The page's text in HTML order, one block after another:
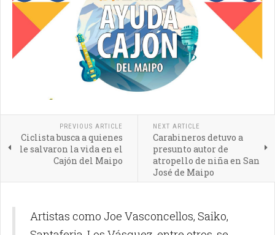
PREVIOUS ARTICLE
Ciclista busca a quienes
le salvaron la vida en el
Cajón del Maipo
NEXT ARTICLE
Carabineros detuvo a
presunto autor de
atropello de niña en San
José de Maipo
Artistas como Joe Vasconcellos, Saiko,